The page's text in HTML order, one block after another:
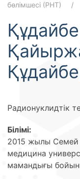
бөлімшесі (РНТ)
Радионуклидтік
Білімі:
2015 жылы Семей
медицина
мамандығы